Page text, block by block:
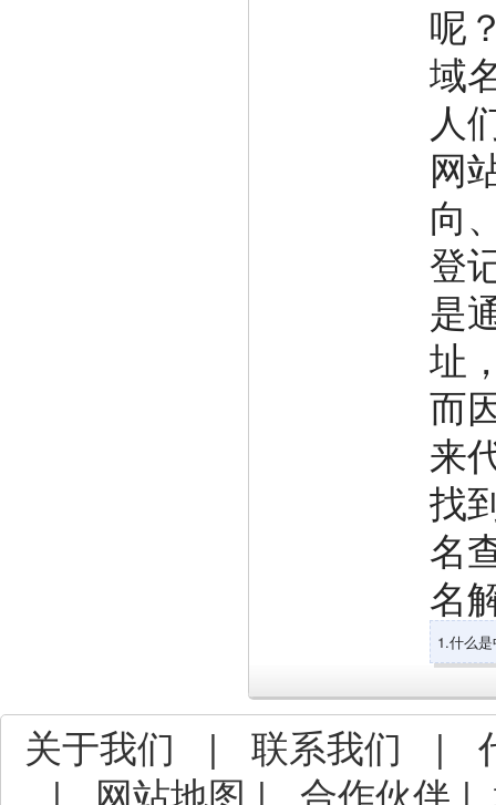
呢
域
人
网
向
登
是
址
而
来
找
名
名
1.什么
关于我们 | 联系我们 |
| 网站地图 |合作伙伴 |